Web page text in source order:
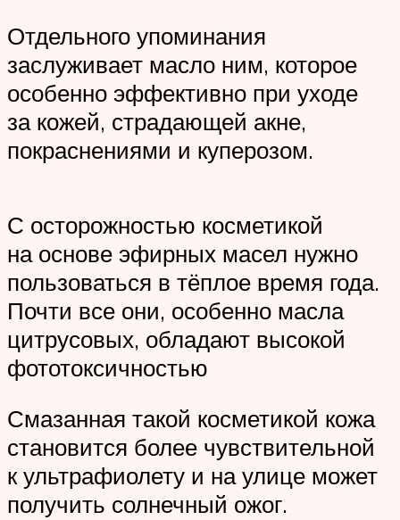
Отдельного упоминания
заслуживает масло ним, которое
особенно эффективно при уходе
за кожей, страдающей акне,
покраснениями и куперозом.
С осторожностью косметикой
на основе эфирных масел нужно
пользоваться в тёплое время года.
Почти все они, особенно масла
цитрусовых, обладают высокой
фототоксичностью
Смазанная такой косметикой кожа
становится более чувствительной
к ультрафиолету и на улице может
получить солнечный ожог.